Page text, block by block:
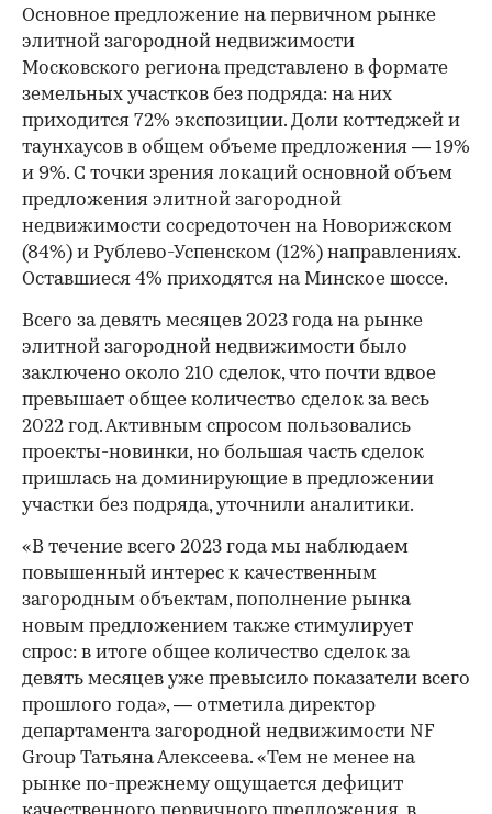
00:00 / 00:00
Основное предложение на первичном рынке
элитной загородной недвижимости
Московского региона представлено в формате
земельных участков без подряда: на них
приходится 72% экспозиции. Доли коттеджей и
таунхаусов в общем объеме предложения — 19%
и 9%. С точки зрения локаций основной объем
предложения элитной загородной
недвижимости сосредоточен на Новорижском
(84%) и Рублево-Успенском (12%) направлениях.
Оставшиеся 4% приходятся на Минское шоссе.
Всего за девять месяцев 2023 года на рынке
элитной загородной недвижимости было
заключено около 210 сделок, что почти вдвое
превышает общее количество сделок за весь
2022 год. Активным спросом пользовались
проекты-новинки, но большая часть сделок
пришлась на доминирующие в предложении
участки без подряда, уточнили аналитики.
«В течение всего 2023 года мы наблюдаем
повышенный интерес к качественным
загородным объектам, пополнение рынка
новым предложением также стимулирует
спрос: в итоге общее количество сделок за
девять месяцев уже превысило показатели всего
прошлого года», — отметила директор
департамента загородной недвижимости NF
Group Татьяна Алексеева. «Тем не менее на
рынке по-прежнему ощущается дефицит